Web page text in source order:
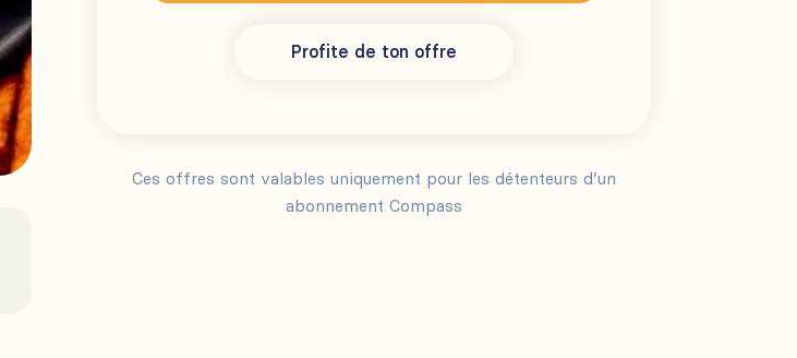
Profite de ton offre
Ces offres sont valables uniquement pour les détenteurs d’un
abonnement Compass